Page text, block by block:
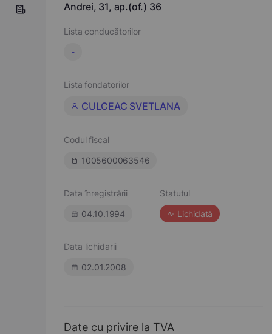
Andrei, 31, ap.(of.) 36
Lista conducătorilor
-
Lista fondatorilor
CULCEAC SVETLANA
Codul fiscal
1005600063546
Data înregistrării
04.10.1994
Statutul
Lichidată
Data lichidarii
02.01.2008
Date cu privire la TVA